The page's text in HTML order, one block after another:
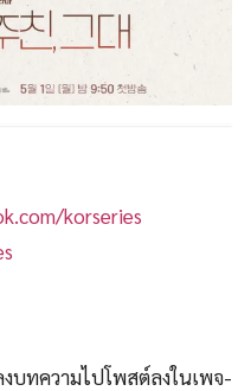
korseries
ทความไปโพสต์ลงในเพจ-